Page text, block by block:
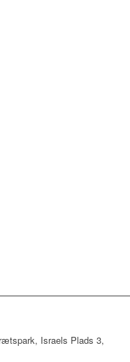
Israels Plads 3,